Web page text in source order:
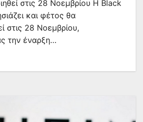
στις 28 Νοεμβρίου Η Black
και φέτος θα
στις 28 Νοεμβρίου,
την έναρξη…